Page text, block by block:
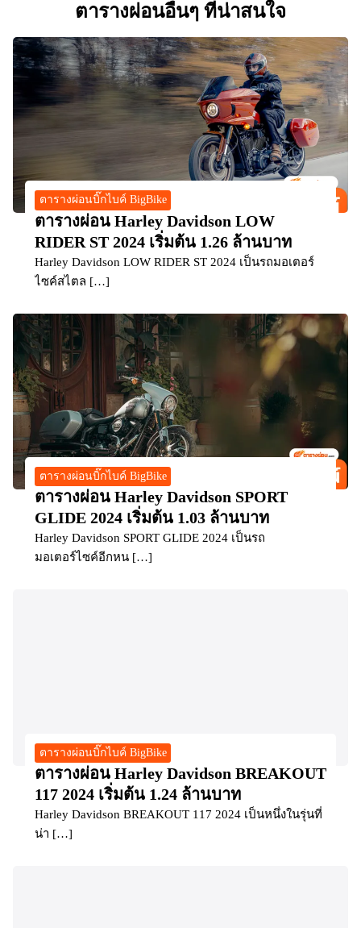
ตารางผ่อนอื่นๆ ที่น่าสนใจ
ตารางผ่อนบิ๊กไบค์ BigBike
ตารางผ่อน Harley Davidson LOW
RIDER ST 2024 เริ่มต้น 1.26 ล้านบาท
Harley Davidson LOW RIDER ST 2024 เป็นรถมอเตอร์
ไซค์สไตล […]
ตารางผ่อนบิ๊กไบค์ BigBike
ตารางผ่อน Harley Davidson SPORT
GLIDE 2024 เริ่มต้น 1.03 ล้านบาท
Harley Davidson SPORT GLIDE 2024 เป็นรถ
มอเตอร์ไซค์อีกหน […]
ตารางผ่อนบิ๊กไบค์ BigBike
ตารางผ่อน Harley Davidson BREAKOUT
117 2024 เริ่มต้น 1.24 ล้านบาท
Harley Davidson BREAKOUT 117 2024 เป็นหนึ่งในรุ่นที่
น่า […]